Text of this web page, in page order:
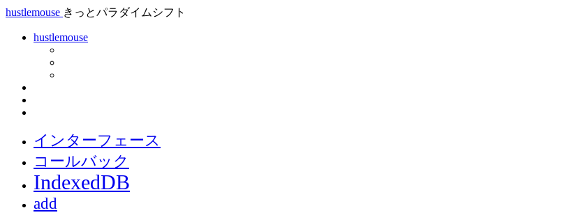
hustlemouse きっとパラダイムシフト
hustlemouse
インターフェース
コールバック
IndexedDB
add